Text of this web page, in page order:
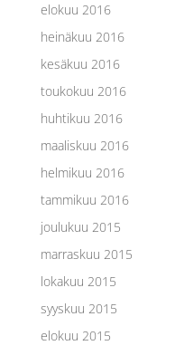
elokuu 2016
heinäkuu 2016
kesäkuu 2016
toukokuu 2016
huhtikuu 2016
maaliskuu 2016
helmikuu 2016
tammikuu 2016
joulukuu 2015
marraskuu 2015
lokakuu 2015
syyskuu 2015
elokuu 2015